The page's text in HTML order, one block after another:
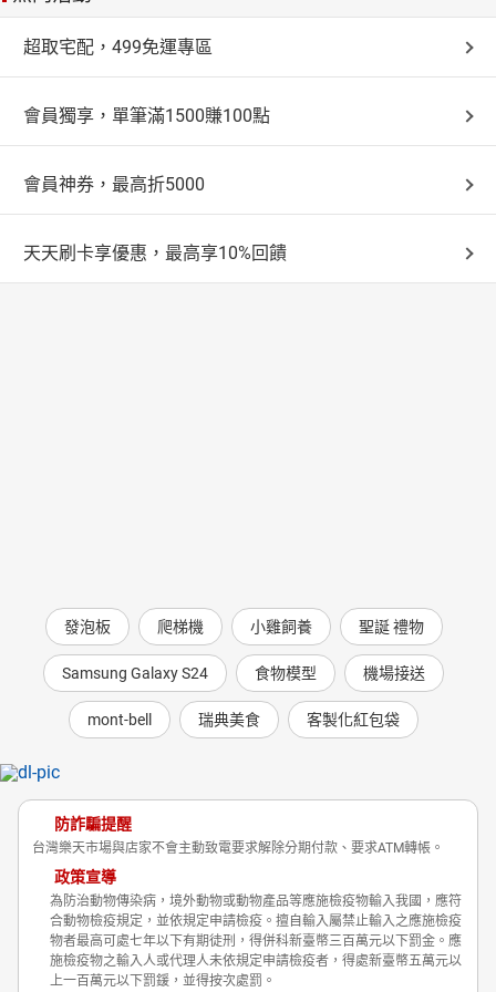
超取宅配，499免運專區
會員獨享，單筆滿1500賺100點
會員神券，最高折5000
天天刷卡享優惠，最高享10%回饋
發泡板 爬梯機 小雞飼養 聖誕 禮物
Samsung Galaxy S24 食物模型 機場接送
mont-bell 瑞典美食 客製化紅包袋
防詐騙提醒
台灣樂天市場與店家不會主動致電要求解除分期付款、要求ATM轉帳。
政策宣導
為防治動物傳染病，境外動物或動物產品等應施檢疫物輸入我國，應符
合動物檢疫規定，並依規定申請檢疫。擅自輸入屬禁止輸入之應施檢疫
物者最高可處七年以下有期徒刑，得併科新臺幣三百萬元以下罰金。應
施檢疫物之輸入人或代理人未依規定申請檢疫者，得處新臺幣五萬元以
上一百萬元以下罰鍰，並得按次處罰。